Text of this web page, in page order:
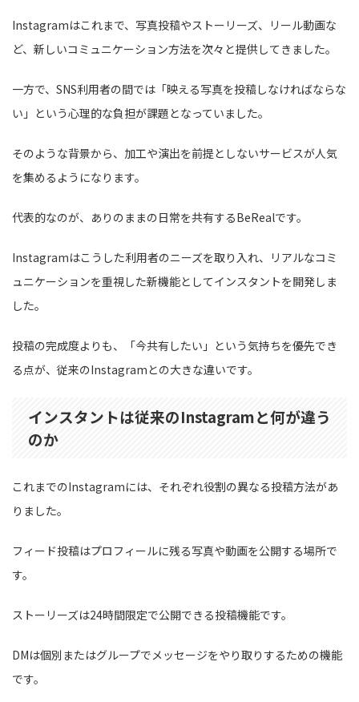
Instagramはこれまで、写真投稿やストーリーズ、リール動画な
ど、新しいコミュニケーション方法を次々と提供してきました。
一方で、SNS利用者の間では「映える写真を投稿しなければならな
い」という心理的な負担が課題となっていました。
そのような背景から、加工や演出を前提としないサービスが人気
を集めるようになります。
代表的なのが、ありのままの日常を共有するBeRealです。
Instagramはこうした利用者のニーズを取り入れ、リアルなコミ
ュニケーションを重視した新機能としてインスタントを開発しま
した。
投稿の完成度よりも、「今共有したい」という気持ちを優先でき
る点が、従来のInstagramとの大きな違いです。
インスタントは従来のInstagramと何が違う
のか
これまでのInstagramには、それぞれ役割の異なる投稿方法があ
りました。
フィード投稿はプロフィールに残る写真や動画を公開する場所で
す。
ストーリーズは24時間限定で公開できる投稿機能です。
DMは個別またはグループでメッセージをやり取りするための機能
です。